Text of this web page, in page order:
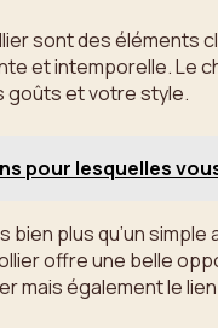
sont des éléments
et intemporelle. Le
goûts et votre style.
pour lesquelles
bien plus qu’un
offre une belle
mais également le